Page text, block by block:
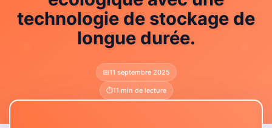
technologie de stockage de
longue durée.
📅11 septembre 2025
⏱️11 min de lecture